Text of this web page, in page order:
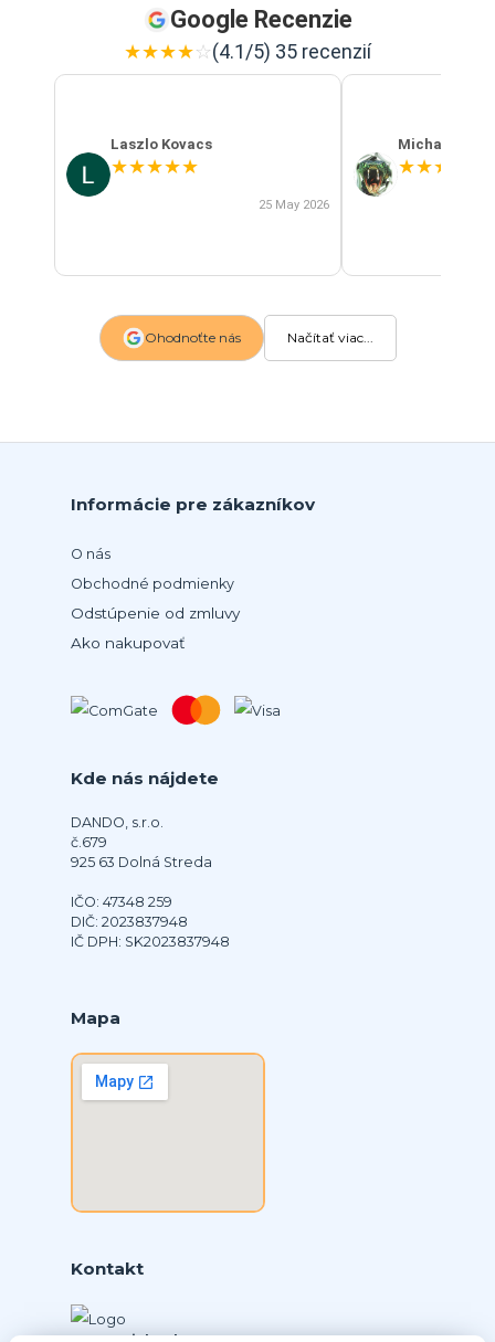
Google Recenzie
★★★★☆(4.1/5) 35 recenzií
Laszlo Kovacs
★★★★★
25 May 2026
Michal Szabo
★★★
Ohodnoťte nás Načítať viac...
Informácie pre zákazníkov
O nás
Obchodné podmienky
Odstúpenie od zmluvy
Ako nakupovať
Kde nás nájdete
DANDO, s.r.o.
č.679
925 63 Dolná Streda
IČO: 47348 259
DIČ: 2023837948
IČ DPH: SK2023837948
Mapa
Kontakt